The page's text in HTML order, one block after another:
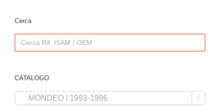
Cerca
Search
for:
CATALOGO
